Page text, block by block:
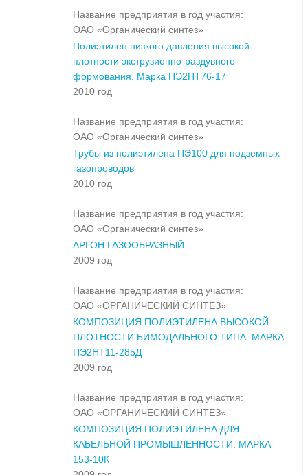
Название предприятия в год участия:
ОАО «Органический синтез»
Полиэтилен низкого давления высокой
плотности экструзионно-раздувного
формования. Марка ПЭ2НТ76-17
2010 год
Название предприятия в год участия:
ОАО «Органический синтез»
Трубы из полиэтилена ПЭ100 для подземных
газопроводов
2010 год
Название предприятия в год участия:
ОАО «Органический синтез»
АРГОН ГАЗООБРАЗНЫЙ
2009 год
Название предприятия в год участия:
ОАО «ОРГАНИЧЕСКИЙ СИНТЕЗ»
КОМПОЗИЦИЯ ПОЛИЭТИЛЕНА ВЫСОКОЙ
ПЛОТНОСТИ БИМОДАЛЬНОГО ТИПА. МАРКА
ПЭ2НТ11-285Д
2009 год
Название предприятия в год участия:
ОАО «ОРГАНИЧЕСКИЙ СИНТЕЗ»
КОМПОЗИЦИЯ ПОЛИЭТИЛЕНА ДЛЯ
КАБЕЛЬНОЙ ПРОМЫШЛЕННОСТИ. МАРКА
153-10К